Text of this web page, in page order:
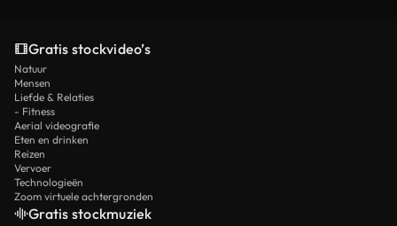
Gratis stockvideo’s
Natuur
Mensen
Liefde & Relaties
- Fitness
Aerial videografie
Eten en drinken
Reizen
Vervoer
Technologieën
Zoom virtuele achtergronden
Gratis stockmuziek